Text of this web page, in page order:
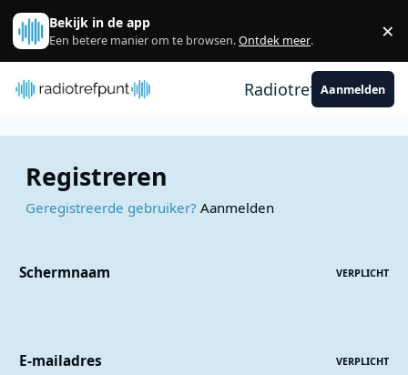
Spring naar bijdragen
Bekijk in de app
Een betere manier om te browsen.Ontdek meer. ×
RadiotrefpuntAanmelden
Registreren
Geregistreerde gebruiker? Aanmelden
Schermnaam VERPLICHT
E-mailadres VERPLICHT